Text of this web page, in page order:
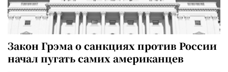
Закон Грэма о санкциях против России
начал пугать самих американцев